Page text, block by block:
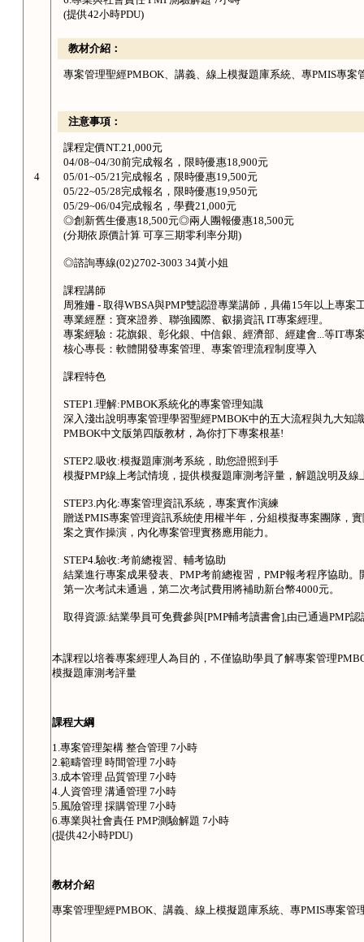
4
(提供42小時PDU)
教材介紹：
專案管理聖經PMBOK、講義、線上模擬題庫系統、專PMIS專案
注意事項：
課程定價NT.21,000元
04/08~04/30前完成報名，限時優惠18,900元
05/01~05/21完成報名，限時優惠19,500元
05/22~05/28完成報名，限時優惠19,950元
05/29~06/04完成報名，學費21,000元
◎創新舊生優惠18,500元◎兩人團報優惠18,500元
(分期依原價計算 可享三期零利率分期)
◎諮詢專線(02)2702-3003 34黃小姐
課程講師
周雅姍 - 取得WBSA與PMP雙認證專業講師，具備15年以上專案
專業經歷：寶來證券、聯強國際、叡揚資訊 IT專案經理。
專案經驗：花旗銀、彰化銀、中信銀、經濟部、經建會...等IT專
核心專長：軟體開發專案管理、專案管理流程制度導入
課程特色
STEP1.理解:PMBOK系統化的專案管理知識
深入淺出說明專案管理學習聖經PMBOK中的五大流程與九大知
PMBOK中文版第四版教材，為你打下專案根基!
STEP2.吸收:模擬題庫測考系統，助您證照到手
模擬PMP線上考試情境，提供模擬題庫測考評量，解題說明及
STEP3.內化:專案管理資訊系統，專案實作演練
贈送PMIS專案管理資訊系統使用權半年，分組模擬專案團隊，
案之實作操演，內化專案管理實務應用能力。
STEP4.驗收:考前總複習、輔考協助
結業進行專案成果發表、PMP考前總複習，PMP報考程序協助
第一次考試未通過，第二次考試費用將補助新台幣4000元。
取得資源:結業學員可免費參與[PMP輔考讀書會],由已通過PMP
本課程以培養專案經理人為目的，不僅協助學員了解專案管理
模擬題庫測考評量
課程大綱
1.專案管理架構 整合管理 7小時
2.範疇管理 時間管理 7小時
3.成本管理 品質管理 7小時
4.人資管理 溝通管理 7小時
5.風險管理 採購管理 7小時
6.專業與社會責任 PMP測驗解題 7小時
(提供42小時PDU)
教材介紹
專案管理聖經PMBOK、講義、線上模擬題庫系統、專PMIS專案管